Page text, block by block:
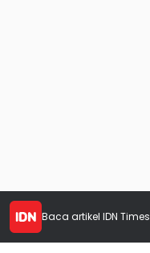
Baca artikel IDN Times